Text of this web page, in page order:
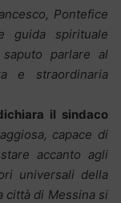
Pontefice
guida spirituale
parlare al
e straordinaria
il sindaco
capace di
accanto agli
universali della
città di Messina si